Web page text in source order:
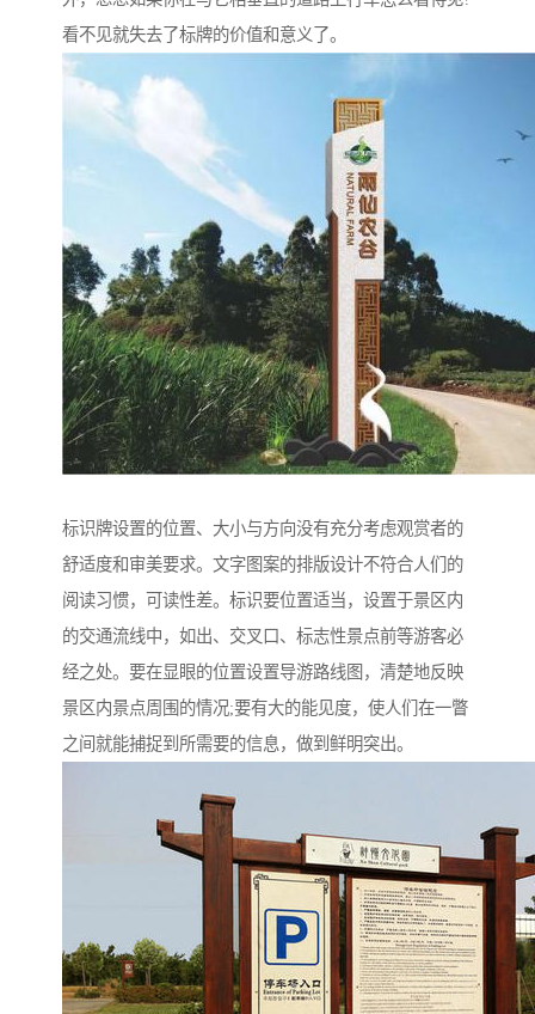
看不见就失去了标牌的价值和意义了。
标识牌设置的位置、大小与方向没有充分考虑观赏者的
舒适度和审美要求。文字图案的排版设计不符合人们的
阅读习惯，可读性差。标识要位置适当，设置于景区内
的交通流线中，如出、交叉口、标志性景点前等游客必
经之处。要在显眼的位置设置导游路线图，清楚地反映
景区内景点周围的情况;要有大的能见度，使人们在一瞥
之间就能捕捉到所需要的信息，做到鲜明突出。